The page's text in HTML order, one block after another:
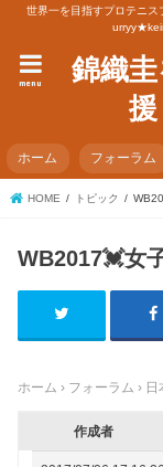
世界一を目指すプロテニ
錦織
menu
ホーム フォーラム
HOME トピック
WB2017💓女
ホーム › フォーラム › 日
作成者